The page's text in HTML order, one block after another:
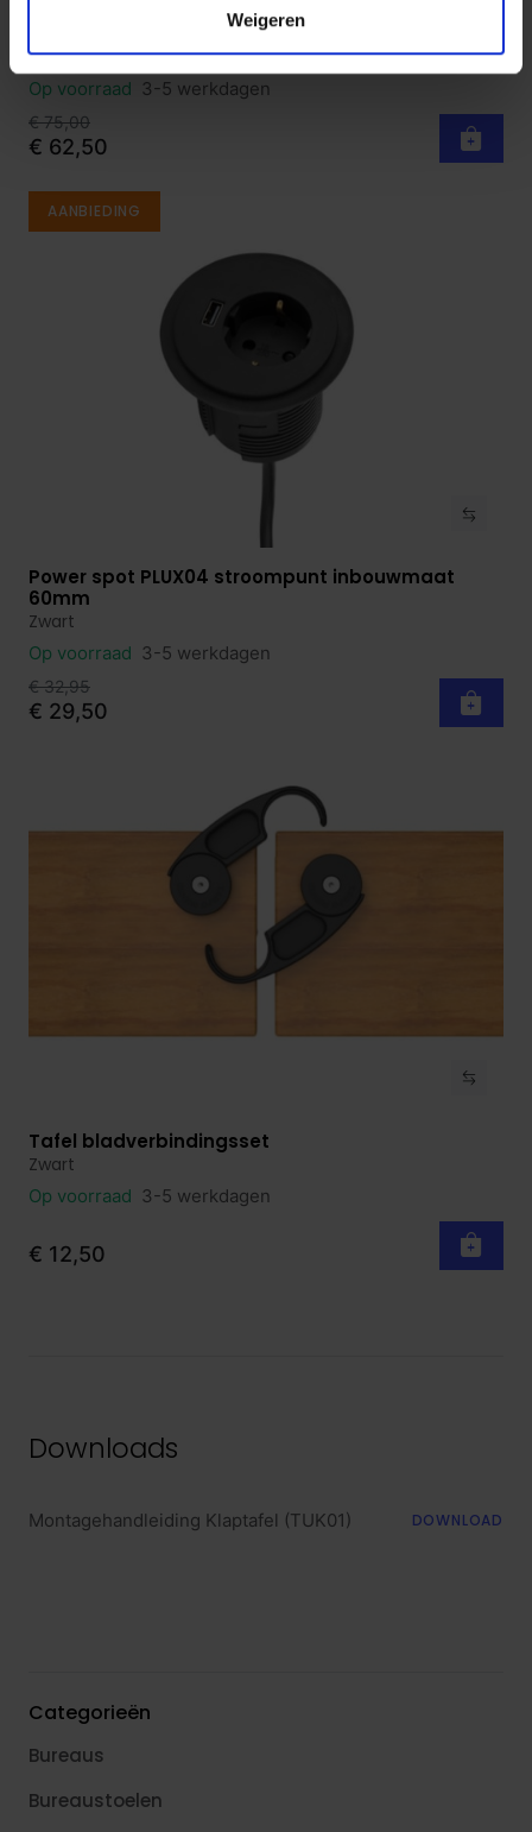
Weigeren
Zaalstoel Join - stapelbaar - koppelbaar
Chroom Zwart
Op voorraad 3-5 werkdagen
€ 75,00
€ 62,50
AANBIEDING
Bekijk product
Power spot PLUX04 stroompunt inbouwmaat
60mm
Zwart
Op voorraad 3-5 werkdagen
€ 32,95
€ 29,50
Bekijk product
Tafel bladverbindingsset
Zwart
Op voorraad 3-5 werkdagen
€ 12,50
Downloads
Montagehandleiding Klaptafel (TUK01) DOWNLOAD
Categorieën
Bureaus
Bureaustoelen